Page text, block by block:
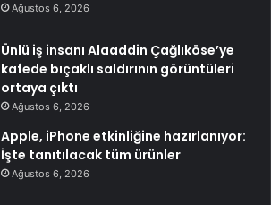
Ağustos 6, 2026
Ünlü iş insanı Alaaddin Çağlıköse’ye
kafede bıçaklı saldırının görüntüleri
ortaya çıktı
Ağustos 6, 2026
Apple, iPhone etkinliğine hazırlanıyor:
İşte tanıtılacak tüm ürünler
Ağustos 6, 2026